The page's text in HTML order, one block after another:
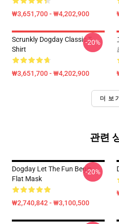
₩3,651,700 - ₩4,202,900
Scrunkly Dogday Classic T-
Shirt
₩3,651,700 - ₩4,202,900
-20%
더 보기
관련
Dogday Let The Fun Begin
Flat Mask
₩2,740,842 - ₩3,100,500
-20%